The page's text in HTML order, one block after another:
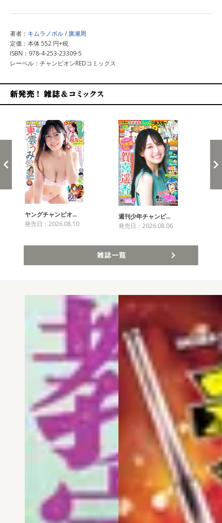
著者： キムラノボル/ 廣瀬周
定価：本体 552 円+税
ISBN：978-4-253-23309-5
レーベル：チャンピオンREDコミックス
ヤングチャンピオ…
発売日：2026.08.10
週刊少年チャンピ…
発売日：2026.08.06